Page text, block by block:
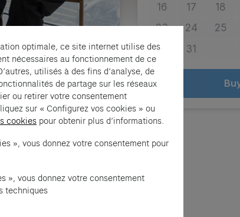
flamboyante
ou de tout
16No tickets available
17No tickets
18No
23No tickets available
24No tickets
25No
30 No tickets available
31No tickets
optimale, ce site internet utilise des
nécessaires au fonctionnement de ce
utilisés à des fins d’analyse, de
de partage sur les réseaux
ou retirer votre consentement
sur « Configurez vos cookies » ou
cookies pour obtenir plus d’informations.
», vous donnez votre consentement pour
», vous donnez votre consentement
techniques